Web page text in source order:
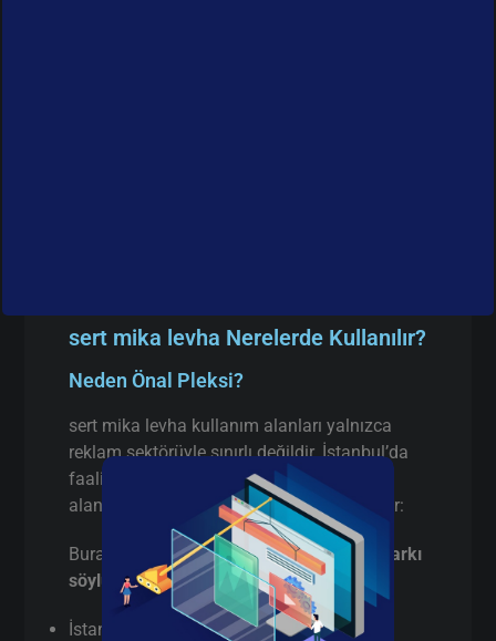
sert mika levha Nerelerde Kullanılır?
Neden Önal Pleksi?
sert mika levha kullanım alanları yalnızca
reklam sektörüyle sınırlı değildir. İstanbul’da
faaliyet gösteren birçok firma aşağıdaki
alanlarda sert mika levha tercih etmektedir:
Burada pazarlama yapmıyorum,gerçek farkı
söylüyorum:
İstanbul’da gerçek üretici(aracı değil)